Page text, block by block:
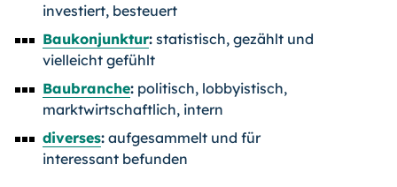
investiert, besteuert
Baukonjunktur: statistisch, gezählt und
vielleicht gefühlt
Baubranche: politisch, lobbyistisch,
marktwirtschaftlich, intern
diverses: aufgesammelt und für
interessant befunden